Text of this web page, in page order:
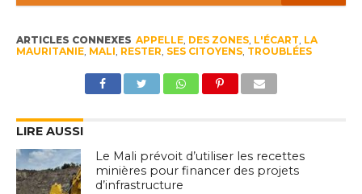
ARTICLES CONNEXES APPELLE, DES ZONES, L'ÉCART, LA
MAURITANIE, MALI, RESTER, SES CITOYENS, TROUBLÉES
LIRE AUSSI
Le Mali prévoit d’utiliser les recettes
minières pour financer des projets
d’infrastructure